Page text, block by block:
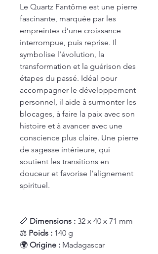
Le Quartz Fantôme est une pierre
fascinante, marquée par les
empreintes d’une croissance
interrompue, puis reprise. Il
symbolise l’évolution, la
transformation et la guérison des
étapes du passé. Idéal pour
accompagner le développement
personnel, il aide à surmonter les
blocages, à faire la paix avec son
histoire et à avancer avec une
conscience plus claire. Une pierre
de sagesse intérieure, qui
soutient les transitions en
douceur et favorise l’alignement
spirituel.
📏 Dimensions : 32 x 40 x 71 mm
⚖️ Poids : 140 g
🌍 Origine : Madagascar